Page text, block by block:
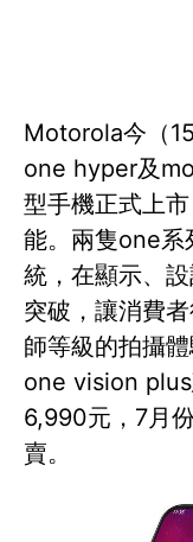
Motorola今（
one hyper及
型手機正式上
能。兩隻one系
統，在顯示、
突破，讓消費
師等級的拍攝
one vision
6,990元，7月
賣。